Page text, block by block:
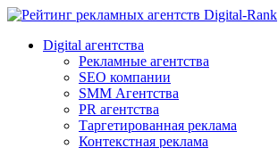
Digital-Rank
Digital агентства
Рекламные агентства
SEO компании
SMM Агентства
PR агентства
Таргетированная реклама
Контекстная реклама